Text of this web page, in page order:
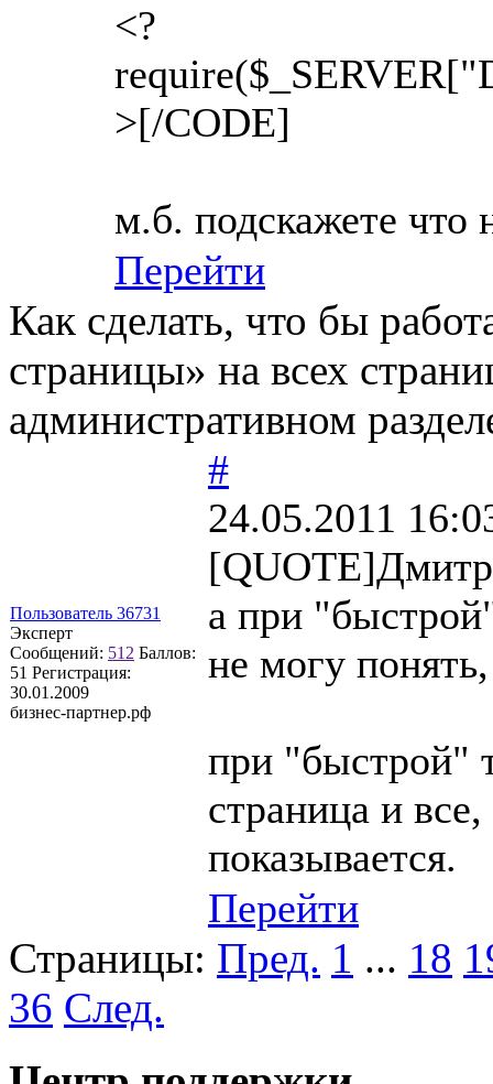
<?
>[/CODE]
м.б. подскажете что
Перейти
Как сделать, что бы
страницы» на всех
административном
Пользователь 36731
Эксперт
Сообщений: 512 Баллов:
51 Регистрация:
30.01.2009
бизнес-партнер.рф
#
24.05.2011
а при
не могу
при "быстрой"
страница и
показывается.
Перейти
Страницы: Пред. 1 ... 18
36 След.